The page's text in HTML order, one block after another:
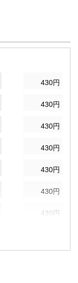
430円
430円
430円
430円
430円
430円
430円